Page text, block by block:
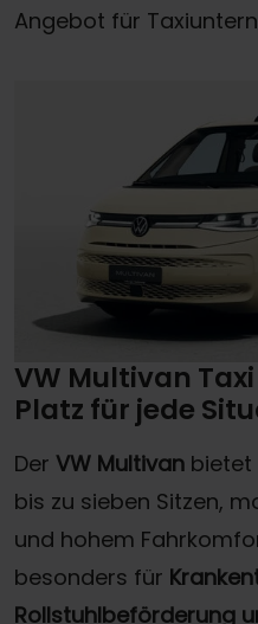
Angebot für
VW Multivan
Platz für jede
Der VW Multivan bietet
bis zu sieben Sitzen,
und hohem
besonders für
Rollstuhlbeförderung